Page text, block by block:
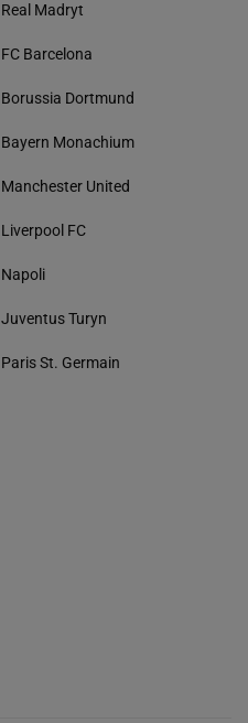
Real Madryt
FC Barcelona
Borussia Dortmund
Bayern Monachium
Manchester United
Liverpool FC
Napoli
Juventus Turyn
Paris St. Germain